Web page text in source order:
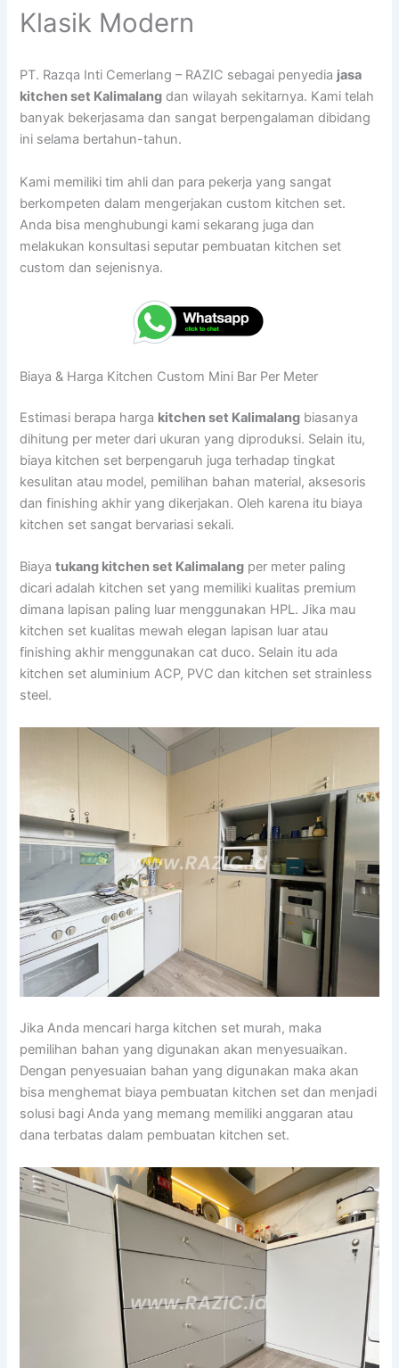
Klasik Modern
PT. Razqa Inti Cemerlang – RAZIC sebagai penyedia jasa
kitchen set Kalimalang dan wilayah sekitarnya. Kami telah
banyak bekerjasama dan sangat berpengalaman dibidang
ini selama bertahun-tahun.
Kami memiliki tim ahli dan para pekerja yang sangat
berkompeten dalam mengerjakan custom kitchen set.
Anda bisa menghubungi kami sekarang juga dan
melakukan konsultasi seputar pembuatan kitchen set
custom dan sejenisnya.
Biaya & Harga Kitchen Custom Mini Bar Per Meter
Estimasi berapa harga kitchen set Kalimalang biasanya
dihitung per meter dari ukuran yang diproduksi. Selain itu,
biaya kitchen set berpengaruh juga terhadap tingkat
kesulitan atau model, pemilihan bahan material, aksesoris
dan finishing akhir yang dikerjakan. Oleh karena itu biaya
kitchen set sangat bervariasi sekali.
Biayatukang kitchen set Kalimalang per meter paling
dicari adalah kitchen set yang memiliki kualitas premium
dimana lapisan paling luar menggunakan HPL. Jika mau
kitchen set kualitas mewah elegan lapisan luar atau
finishing akhir menggunakan cat duco. Selain itu ada
kitchen set aluminium ACP, PVC dan kitchen set strainless
steel.
Jika Anda mencari harga kitchen set murah, maka
pemilihan bahan yang digunakan akan menyesuaikan.
Dengan penyesuaian bahan yang digunakan maka akan
bisa menghemat biaya pembuatan kitchen set dan menjadi
solusi bagi Anda yang memang memiliki anggaran atau
dana terbatas dalam pembuatan kitchen set.